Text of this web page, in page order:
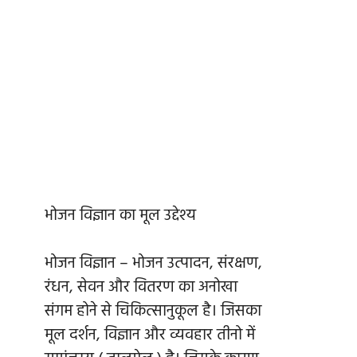
भोजन विज्ञान का मूल उद्देश्य
भोजन विज्ञान – भोजन उत्पादन, संरक्षण,
रंधन, सेवन और वितरण का अनोखा
संगम होने से चिकित्सानुकूल है। जिसका
मूल दर्शन, विज्ञान और व्यवहार तीनो में